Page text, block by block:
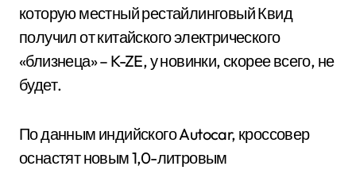
которую местный рестайлинговый Квид
получил от китайского электрического
«близнеца» – K-ZE, у новинки, скорее всего, не
будет.
По данным индийского Autocar, кроссовер
оснастят новым 1,0-литровым